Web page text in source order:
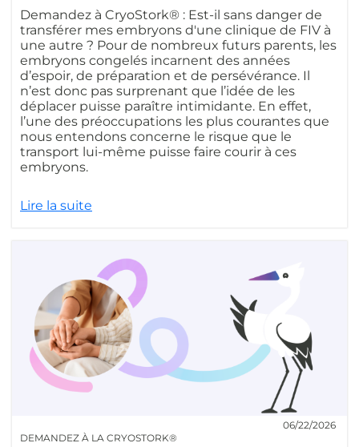
Demandez à CryoStork® : Est-il sans danger de
transférer mes embryons d'une clinique de FIV à
une autre ? Pour de nombreux futurs parents, les
embryons congelés incarnent des années
d’espoir, de préparation et de persévérance. Il
n’est donc pas surprenant que l’idée de les
déplacer puisse paraître intimidante. En effet,
l’une des préoccupations les plus courantes que
nous entendons concerne le risque que le
transport lui-même puisse faire courir à ces
embryons.
Lire la suite
DEMANDEZ À LA CRYOSTORK®
06/22/2026